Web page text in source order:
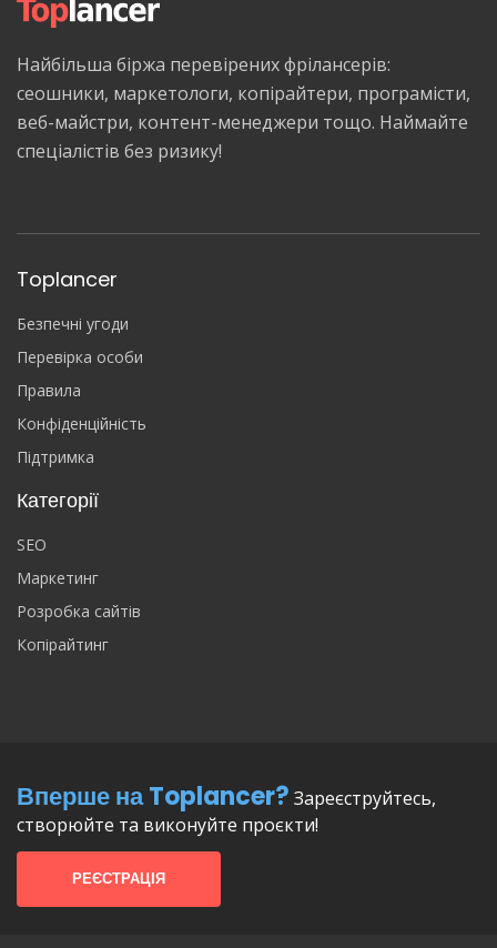
Найбільша біржа перевірених фрілансерів:
сеошники, маркетологи, копірайтери, програмісти,
веб-майстри, контент-менеджери тощо. Наймайте
спеціалістів без ризику!
Toplancer
Безпечні угоди
Перевірка особи
Правила
Конфіденційність
Підтримка
Категорії
SEO
Маркетинг
Розробка сайтів
Копірайтинг
Вперше на Toplancer? Зареєструйтесь,
створюйте та виконуйте проєкти!
РЕЄСТРАЦІЯ